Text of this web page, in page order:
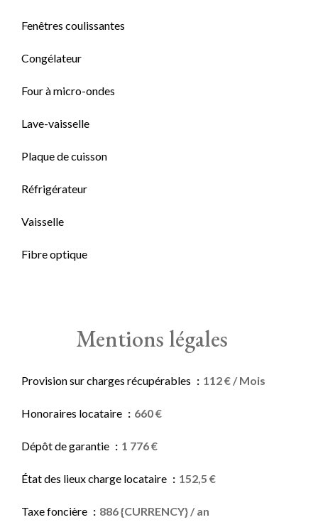
Fenêtres coulissantes
Congélateur
Four à micro-ondes
Lave-vaisselle
Plaque de cuisson
Réfrigérateur
Vaisselle
Fibre optique
Mentions légales
Provision sur charges récupérables 112 € / Mois
Honoraires locataire 660 €
Dépôt de garantie 1 776 €
État des lieux charge locataire 152,5 €
Taxe foncière 886 {CURRENCY} / an